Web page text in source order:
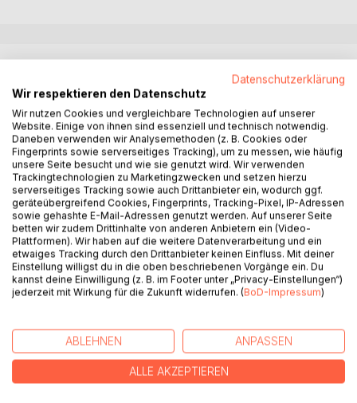
Die packende, unterhaltsame und zugleich nachdenklich
stimmende Lektüre von Francine Kamroon vermittelt neue
Pers-pektiven und zeigt zugleich, was uns Menschen alle
gleichermaßen in unserem Leben wichtig ist. Der Titel
handelt von ihrer autobiografischen Erzählung, die ihre
Lebensgeschichte, ihre Suche nach Identität und
Zugehörigkeit sowie die schmerzliche Erfahrung des
Verlusts und Verschwindens ihrer Geschwister schildert.
Die "Million" im Titel steht sym-bolisch für die unzähligen
Fragen, die ihr durch das Verschwinden ihrer Geschwister
hinterlassen wurden. Sowie für die Gefühlen, die das
Verschwinden ihrer Geschwister in ihr ausgelöst hat. Auf
Millionen Gefahren und Abendteuer ausgeliefert. Und sie
trifft die unterschiedlichen Menschen: Ihre Oma Josephine,
ihren Großvater Simon, Simon´s letzte und sechste
Ehefrau, die Nonne Iraine, den Russen Rostislav, den sie
Datenschutzerklärung
Wir respektieren den Datenschutz
Wir nutzen Cookies und vergleichbare Technologien auf unserer
Website. Einige von ihnen sind essenziell und technisch notwendig.
Daneben verwenden wir Analysemethoden (z. B. Cookies oder
Fingerprints sowie serverseitiges Tracking), um zu messen, wie häufig
unsere Seite besucht und wie sie genutzt wird. Wir verwenden
Trackingtechnologien zu Marketingzwecken und setzen hierzu
serverseitiges Tracking sowie auch Drittanbieter ein, wodurch ggf.
geräteübergreifend Cookies, Fingerprints, Tracking-Pixel, IP-Adressen
sowie gehashte E-Mail-Adressen genutzt werden. Auf unserer Seite
betten wir zudem Drittinhalte von anderen Anbietern ein (Video-
Plattformen). Wir haben auf die weitere Datenverarbeitung und ein
etwaiges Tracking durch den Drittanbieter keinen Einfluss. Mit deiner
Einstellung willigst du in die oben beschriebenen Vorgänge ein. Du
kannst deine Einwilligung (z. B. im Footer unter „Privacy-Einstellungen“)
jederzeit mit Wirkung für die Zukunft widerrufen. (BoD-Impressum)
ABLEHNEN ANPASSEN
ALLE AKZEPTIEREN